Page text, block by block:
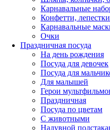
Карнавальные
Конфетти,
Карнавальные
Очки
Праздничная посуда
На день рождения
Посуда для девочек
Посуда для
Для малышей
Герои
Праздничная
Посуда по цветам
С животными
Надувной